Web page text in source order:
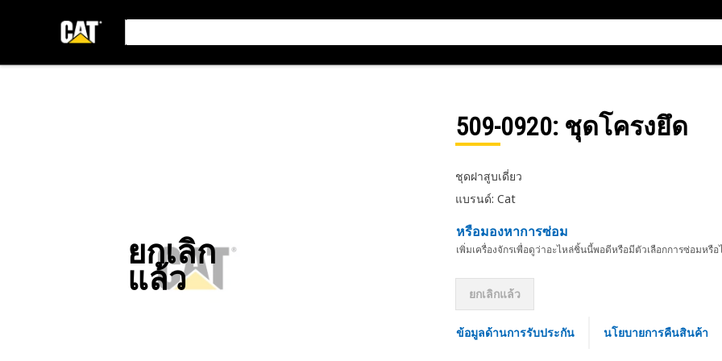
ยกเลิก
แล้ว
509-0920: ชุดโครงยึด
ชุดฝาสูบเดี่ยว
แบรนด์: Cat
หรือมองหาการซ่อม
เพิ่มเครื่องจักรเพื่อดูว่าอะไหล่ชิ้นนี้พอดีหรือมีตัวเลือกการซ่อมหรือ
ยกเลิกแล้ว
ข้อมูลด้านการรับประกัน นโยบายการคืนสินค้า